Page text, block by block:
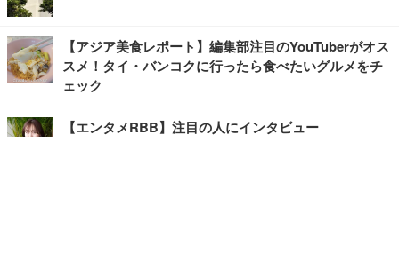
【アジア美食レポート】編集部注目のYouTuberがオス
スメ！タイ・バンコクに行ったら食べたいグルメをチ
ェック
【エンタメRBB】注目の人にインタビュー